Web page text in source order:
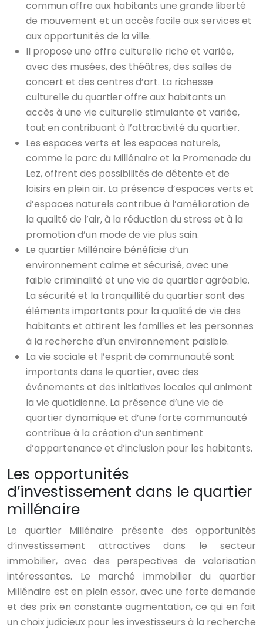
commun offre aux habitants une grande liberté
de mouvement et un accès facile aux services et
aux opportunités de la ville.
Il propose une offre culturelle riche et variée,
avec des musées, des théâtres, des salles de
concert et des centres d’art. La richesse
culturelle du quartier offre aux habitants un
accès à une vie culturelle stimulante et variée,
tout en contribuant à l’attractivité du quartier.
Les espaces verts et les espaces naturels,
comme le parc du Millénaire et la Promenade du
Lez, offrent des possibilités de détente et de
loisirs en plein air. La présence d’espaces verts et
d’espaces naturels contribue à l’amélioration de
la qualité de l’air, à la réduction du stress et à la
promotion d’un mode de vie plus sain.
Le quartier Millénaire bénéficie d’un
environnement calme et sécurisé, avec une
faible criminalité et une vie de quartier agréable.
La sécurité et la tranquillité du quartier sont des
éléments importants pour la qualité de vie des
habitants et attirent les familles et les personnes
à la recherche d’un environnement paisible.
La vie sociale et l’esprit de communauté sont
importants dans le quartier, avec des
événements et des initiatives locales qui animent
la vie quotidienne. La présence d’une vie de
quartier dynamique et d’une forte communauté
contribue à la création d’un sentiment
d’appartenance et d’inclusion pour les habitants.
Les opportunités
d’investissement dans le quartier
millénaire
Le quartier Millénaire présente des opportunités
d’investissement attractives dans le secteur
immobilier, avec des perspectives de valorisation
intéressantes. Le marché immobilier du quartier
Millénaire est en plein essor, avec une forte demande
et des prix en constante augmentation, ce qui en fait
un choix judicieux pour les investisseurs à la recherche